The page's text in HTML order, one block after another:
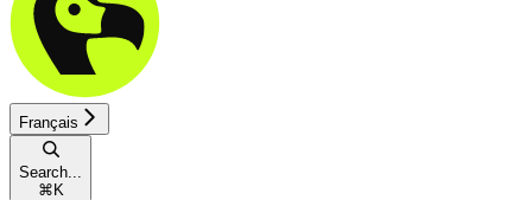
Français
Search...
⌘ K